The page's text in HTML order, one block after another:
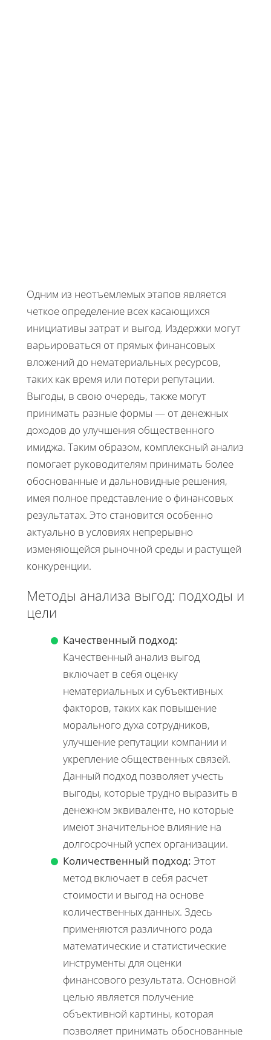
Одним из неотъемлемых этапов является
четкое определение всех касающихся
инициативы затрат и выгод. Издержки могут
варьироваться от прямых финансовых
вложений до нематериальных ресурсов,
таких как время или потери репутации.
Выгоды, в свою очередь, также могут
принимать разные формы — от денежных
доходов до улучшения общественного
имиджа. Таким образом, комплексный анализ
помогает руководителям принимать более
обоснованные и дальновидные решения,
имея полное представление о финансовых
результатах. Это становится особенно
актуально в условиях непрерывно
изменяющейся рыночной среды и растущей
конкуренции.
Методы анализа выгод: подходы и
цели
Качественный подход:
Качественный анализ выгод
включает в себя оценку
нематериальных и субъективных
факторов, таких как повышение
морального духа сотрудников,
улучшение репутации компании и
укрепление общественных связей.
Данный подход позволяет учесть
выгоды, которые трудно выразить в
денежном эквиваленте, но которые
имеют значительное влияние на
долгосрочный успех организации.
Количественный подход: Этот
метод включает в себя расчет
стоимости и выгод на основе
количественных данных. Здесь
применяются различного рода
математические и статистические
инструменты для оценки
финансового результата. Основной
целью является получение
объективной картины, которая
позволяет принимать обоснованные